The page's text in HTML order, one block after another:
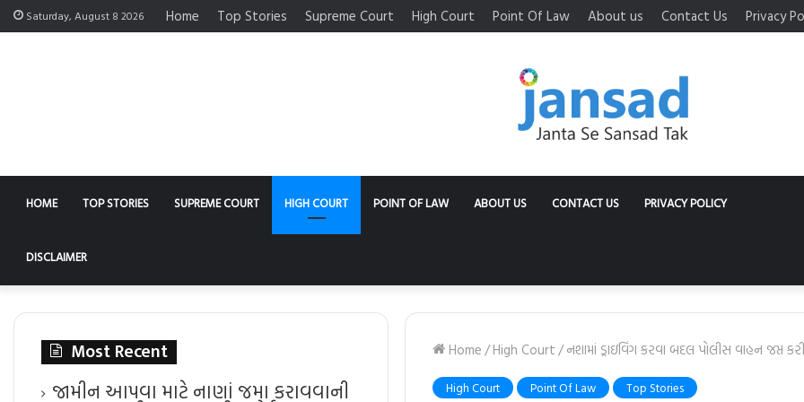
Saturday, August 8 2026 Home Top Stories Supreme Court High Court Point Of Law About us Contact Us Privacy
HOME TOP STORIES SUPREME COURT HIGH COURT POINT OF LAW ABOUT US CONTACT US PRIVACY POLICY
DISCLAIMER
Home/High Court/નશામાં ડ્રાઇવિંગ કરવા બદલ પોલીસ વાહન જપ્ત
High Court Point Of Law Top Stories
Most Recent
જામીન આપવા માટે નાણાં જમા કરાવવાની